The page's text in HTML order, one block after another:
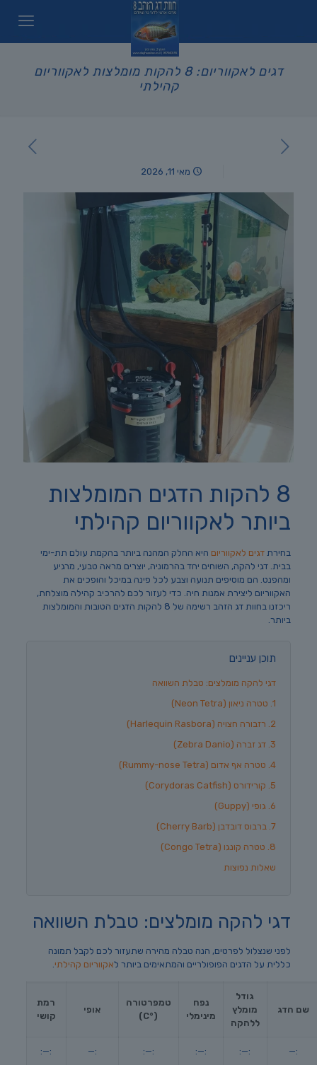
דגים לאקווריום: 8 להקות מומלצות לאקווריום
קהילתי
מאי 11, 2026
8 להקות הדגים המומלצות
ביותר לאקווריום קהילתי
בחירת דגים לאקווריום היא החלק המהנה ביותר בהקמת עולם תת-ימי
בבית. דגי להקה, השוחים יחד בהרמוניה, יוצרים מראה טבעי, מרגיע
ומהפנט. הם מוסיפים תנועה וצבע לכל פינה במיכל והופכים את
האקווריום ליצירת אמנות חיה. כדי לעזור לכם להרכיב קהילה מוצלחת,
ריכזנו בחוות דג הזהב רשימה של 8 להקות הדגים הטובות והמומלצות
ביותר.
תוכן עניינים
דגי להקה מומלצים: טבלת השוואה
1. טטרה ניאון (Neon Tetra)
2. רזבורה חצויה (Harlequin Rasbora)
3. דג זברה (Zebra Danio)
4. טטרה אף אדום (Rummy-nose Tetra)
5. קורידורס (Corydoras Catfish)
6. גופי (Guppy)
7. ברבוס דובדבן (Cherry Barb)
8. טטרה קונגו (Congo Tetra)
שאלות נפוצות
דגי להקה מומלצים: טבלת השוואה
לפני שנצלול לפרטים, הנה טבלה מהירה שתעזור לכם לקבל תמונה
כללית על הדגים הפופולריים והמתאימים ביותר לאקווריום קהילתי.
שם הדג
גודל
מומלץ
ללהקה
נפח
מינימלי
טמפרטורה
(°C)
אופי
רמת
קושי
:—
:—:
:—:
:—:
:—
:—: